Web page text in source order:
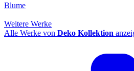
Blume
Weitere Werke
Alle Werke von Deko Kollektion